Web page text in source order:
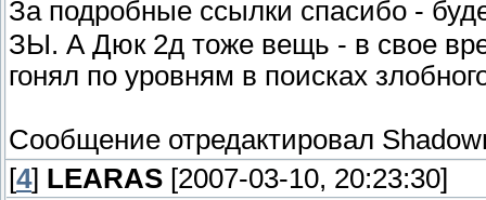
За подробные ссылки спасибо -
ЗЫ. А Дюк 2д тоже вещь - в свое
гонял по уровням в поисках
Сообщение отредактировал
[4] LEARAS [2007-03-10, 20:23:30]